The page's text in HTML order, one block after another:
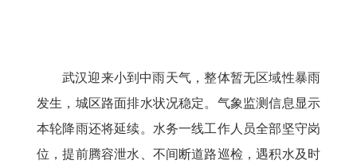
武汉迎来小到中雨天气，整体暂无区域性暴雨
发生，城区路面排水状况稳定。气象监测信息显示
本轮降雨还将延续。水务一线工作人员全部坚守岗
位，提前腾容泄水、不间断道路巡检，遇积水及时